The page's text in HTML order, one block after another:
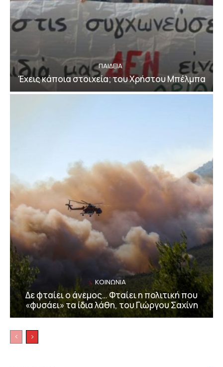
ΠΑΙΔΕΙΑ
Έχεις κάποια στοιχεία; του Χρήστου Μπέλμπα
ΚΟΙΝΩΝΙΑ
Δε φταίει ο άνεμος… Φταίει η πολιτική που
«φυσάει» τα ίδια λάθη, του Γιώργου Σαχίνη